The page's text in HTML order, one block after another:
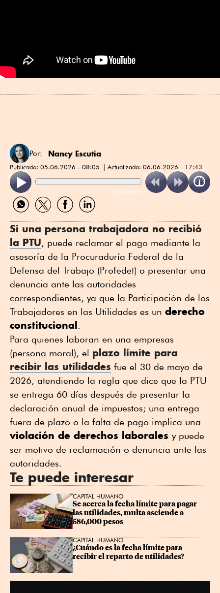
Por: Nancy Escutia
Publicado: 05.06.2026 - 08:05 Actualizado: 06.06.2026 - 17:43
ReadSpeaker
Compartir
por
Compartir
por
Compartir
por
Compartir
por
Si una persona trabajadora no recibió
la PTU, puede reclamar el pago mediante la
asesoría de la Procuraduría Federal de la
Defensa del Trabajo (Profedet) o presentar una
denuncia ante las autoridades
correspondientes, ya que la Participación de los
Trabajadores en las Utilidades es un derecho
constitucional.
Para quienes laboran en una empresas
(persona moral), el plazo límite para
recibir las utilidades fue el 30 de mayo de
2026, atendiendo la regla que dice que la PTU
se entrega 60 días después de presentar la
declaración anual de impuestos; una entrega
fuera de plazo o la falta de pago implica una
violación de derechos laborales y puede
ser motivo de reclamación o denuncia ante las
autoridades.
Te puede interesar
CAPITAL HUMANO
Se acerca la fecha límite para pagar
las utilidades, multa asciende a
586,000 pesos
CAPITAL HUMANO
¿Cuándo es la fecha límite para
recibir el reparto de utilidades?